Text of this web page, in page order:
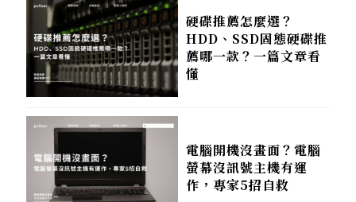
硬碟推薦怎麼選？
HDD、SSD固態硬碟推
薦哪一款？一篇文章看
懂
電腦開機沒畫面？電腦
螢幕沒訊號主機有運
作，專家5招自救